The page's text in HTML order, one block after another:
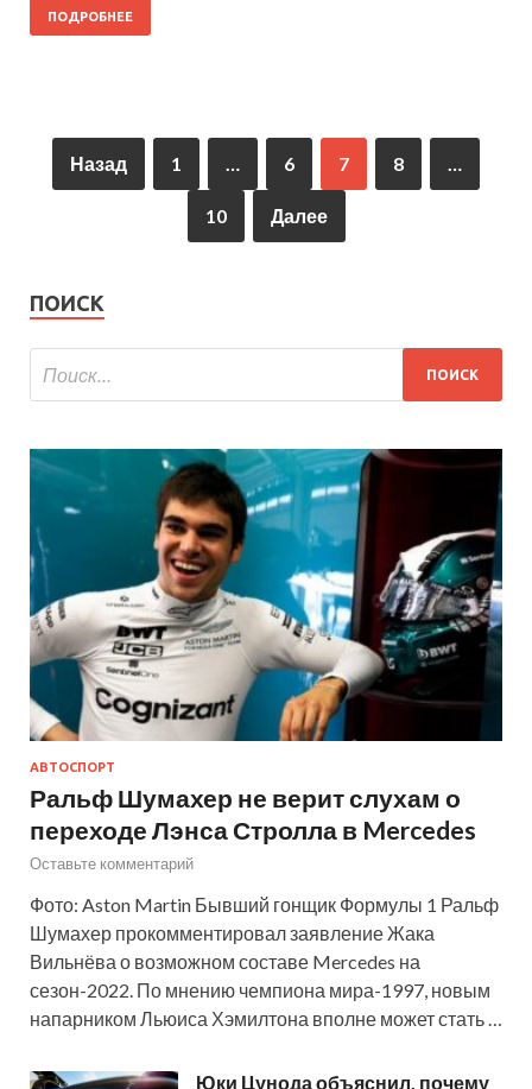
ПОДРОБНЕЕ
Назад 1 … 6 7 8 …
10 Далее
ПОИСК
АВТОСПОРТ
Ральф Шумахер не верит слухам о
переходе Лэнса Стролла в Mercedes
Оставьте комментарий
Фото: Aston Martin Бывший гонщик Формулы 1 Ральф
Шумахер прокомментировал заявление Жака
Вильнёва о возможном составе Mercedes на
сезон-2022. По мнению чемпиона мира-1997, новым
напарником Льюиса Хэмилтона вполне может стать …
Юки Цунода объяснил, почему